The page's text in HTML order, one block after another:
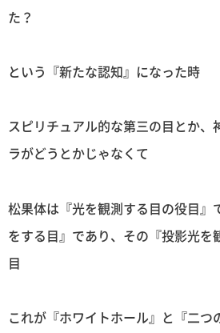
た？
という『新たな認知』になった時
スピリチュアル的な第三の目とか、
ラがどうとかじゃなくて
松果体は『光を観測する目の役目』
をする目』であり、その『投影光を
目
これが『ホワイトホール』と『二つ